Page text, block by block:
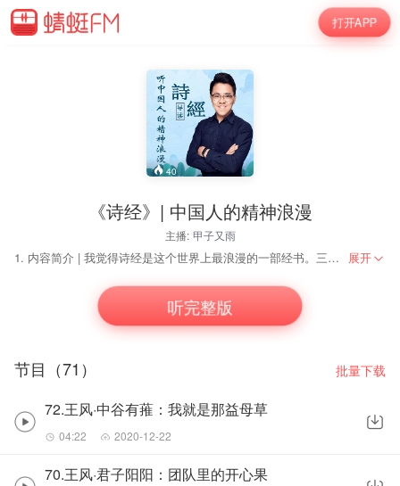
打开APP
40
《诗经》| 中国人的精神浪漫
主播: 甲子又雨
1. 内容简介 | 我觉得诗经是这个世界上最浪漫的一部经书。三千年后，我们再看她时。她依然如同天空的皓月，在你我的每一个不眠之夜，洒下浸润灵魂的光。 2. 每期一首诗，与你聊聊我的解读与感受。 3. 带给你美的享受与心灵的治愈。
在先秦时她只称《诗》或《诗三百》，因孔子看重她，悉心编订，西汉
我觉得她可能是这个世界上最浪漫的一部经书。不同于世界各宗教经典
我又觉得她是中国古人审美的高光时刻。窈窕淑女，君子好逑。蒹葭苍苍
风雅颂，她承载了先民的精神浪漫；赋比兴，她抒发了山水之间的那些柔
对于诗经，任何的翻译可能都会影响她的美感，所以最好是原文诵读；任
展开
听完整版
节目（71） 批量下载
72.王风·中谷有蓷：我就是那益母草
04:22 2020-12-22
70.王风·君子阳阳：团队里的开心果